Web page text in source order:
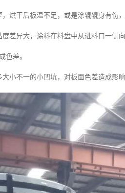
烘干后板温不足，或是涂辊辊身有伤
差异大，涂料在料盘中从进料口一侧
色差。
小不一的小凹坑，对板面色差造成影